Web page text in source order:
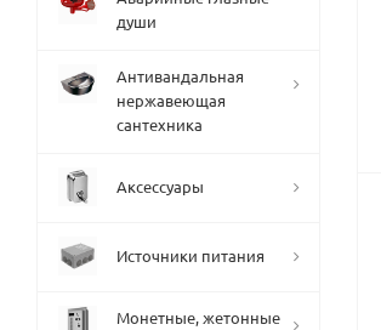
души
Антивандальная
нержавеющая
сантехника
Аксессуары
Источники питания
Монетные, жетонные